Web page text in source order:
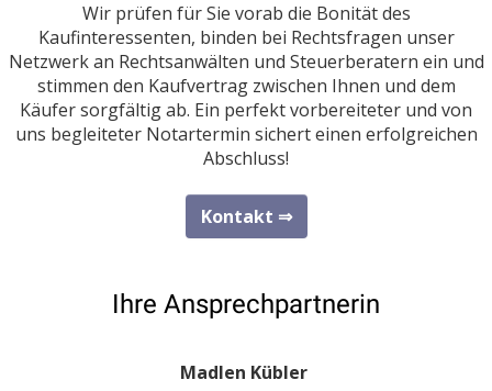
Wir prüfen für Sie vorab die Bonität des
Kaufinteressenten, binden bei Rechtsfragen unser
Netzwerk an Rechtsanwälten und Steuerberatern ein und
stimmen den Kaufvertrag zwischen Ihnen und dem
Käufer sorgfältig ab. Ein perfekt vorbereiteter und von
uns begleiteter Notartermin sichert einen erfolgreichen
Abschluss!
Kontakt ⇒
Ihre Ansprechpartnerin
Madlen Kübler